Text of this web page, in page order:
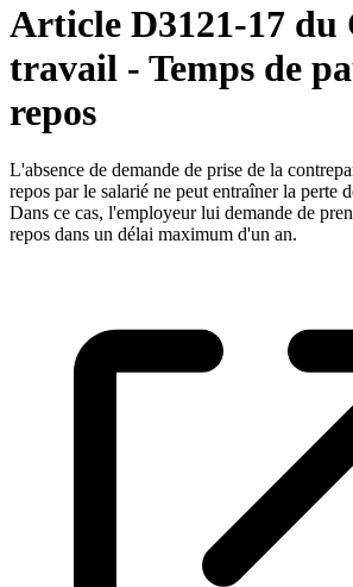
Article D3121-17 du
travail - Temps de
repos
L'absence de demande de prise de la
repos par le salarié ne peut entraîner la perte
Dans ce cas, l'employeur lui demande de
repos dans un délai maximum d'un an.